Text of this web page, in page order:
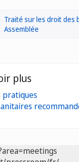
Traité sur les droit des
Assemblée
plus